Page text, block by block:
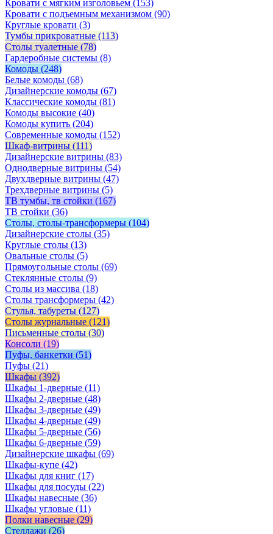
Кровати с мягким изголовьем (153)
Кровати с подъемным механизмом (90)
Круглые кровати (3)
Тумбы прикроватные (113)
Столы туалетные (78)
Гардеробные системы (8)
Комоды (248)
Белые комоды (68)
Дизайнерские комоды (67)
Классические комоды (81)
Комоды высокие (40)
Комоды купить (204)
Современные комоды (152)
Шкаф-витрины (111)
Дизайнерские витрины (83)
Однодверные витрины (54)
Двухдверные витрины (47)
Трехдверные витрины (5)
ТВ тумбы, тв стойки (167)
ТВ стойки (36)
Столы, столы-трансформеры (104)
Дизайнерские столы (35)
Круглые столы (13)
Овальные столы (5)
Прямоугольные столы (69)
Стеклянные столы (9)
Столы из массива (18)
Столы трансформеры (42)
Стулья, табуреты (127)
Столы журнальные (121)
Письменные столы (30)
Консоли (19)
Пуфы, банкетки (51)
Пуфы (21)
Шкафы (392)
Шкафы 1-дверные (11)
Шкафы 2-дверные (48)
Шкафы 3-дверные (49)
Шкафы 4-дверные (49)
Шкафы 5-дверные (56)
Шкафы 6-дверные (59)
Дизайнерские шкафы (69)
Шкафы-купе (42)
Шкафы для книг (17)
Шкафы для посуды (22)
Шкафы навесные (36)
Шкафы угловые (11)
Полки навесные (29)
Стеллажи (26)